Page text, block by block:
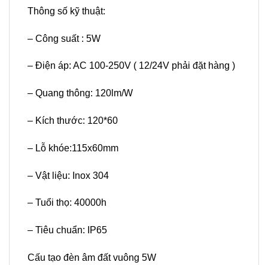
Thông số kỹ thuật:
– Công suất : 5W
– Điện áp: AC 100-250V ( 12/24V phải đặt hàng )
– Quang thông: 120lm/W
– Kích thước: 120*60
– Lỗ khóe:115x60mm
– Vật liệu: Inox 304
– Tuổi thọ: 40000h
– Tiêu chuẩn: IP65
Cấu tạo đèn âm đất vuông 5W